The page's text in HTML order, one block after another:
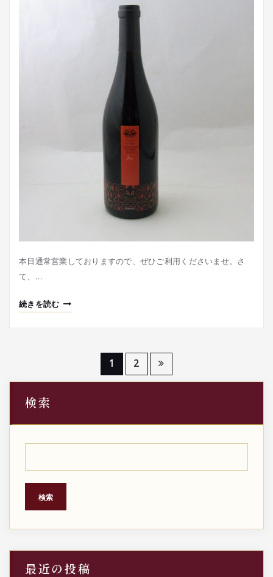
本日通常営業しておりますので、ぜひご利用くださいませ。さ
て、…
続きを読む
稿
ジ
送
り
1 2
検索
検索
最近の投稿